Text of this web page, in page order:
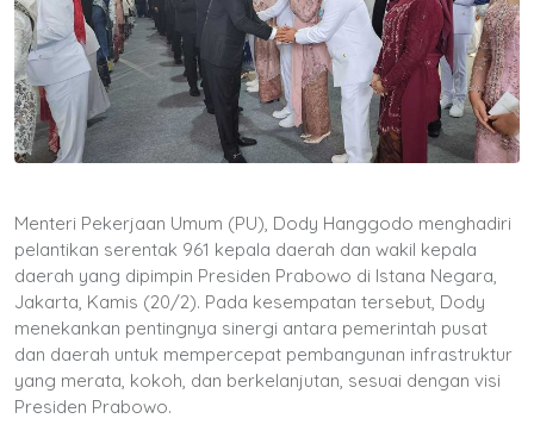
Menteri Pekerjaan Umum (PU), Dody Hanggodo menghadiri
pelantikan serentak 961 kepala daerah dan wakil kepala
daerah yang dipimpin Presiden Prabowo di Istana Negara,
Jakarta, Kamis (20/2). Pada kesempatan tersebut, Dody
menekankan pentingnya sinergi antara pemerintah pusat
dan daerah untuk mempercepat pembangunan infrastruktur
yang merata, kokoh, dan berkelanjutan, sesuai dengan visi
Presiden Prabowo.